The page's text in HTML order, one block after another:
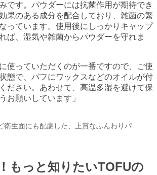
です。パウダーには抗菌作用が期待でき
果のある成分を配合しており、雑菌の繁
っています。使用後にしっかりキャップ
ば、湿気や雑菌からパウダーを守れま
使っていただくのが一番ですので、ご使
態で、パフにワックスなどのオイルが付
ださい。あわせて、高温多湿を避けて保
お願いしています」
衛生面にも配慮した、上質なふんわりパ
もっと知りたいTOFUの